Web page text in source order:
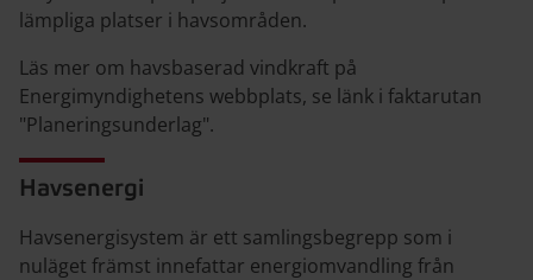
lämpliga platser i havsområden.
Läs mer om havsbaserad vindkraft på
Energimyndighetens webbplats, se länk i faktarutan
"Planeringsunderlag".
Havsenergi
Havsenergisystem är ett samlingsbegrepp som i
nuläget främst innefattar energiomvandling från